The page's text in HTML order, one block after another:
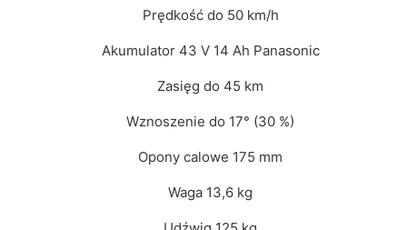
Prędkość do 50 km/h
Akumulator 43 V 14 Ah Panasonic
Zasięg do 45 km
Wznoszenie do 17° (30 %)
Opony calowe 175 mm
Waga 13,6 kg